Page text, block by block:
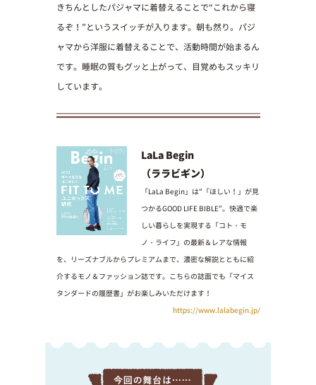
きちんとしたパジャマに着替えることで“これから寝
るぞ！”というスイッチが入ります。朝も然り。パジ
ャマから洋服に着替えることで、活動時間が始まるん
です。睡眠の質もグッと上がって、目覚めもスッキリ
しています。
LaLa Begin
（ララビギン）
「LaLa Begin」は”「ほしい！」が見
つかるGOOD LIFE BIBLE”。快適で楽
しい暮らしを実現する「コト・モ
ノ・ライフ」の最新＆レアな情報
を、リーズナブルからプレミアムまで、濃密な解説とともに紹
介するモノ＆ファッション誌です。こちらの誌面でも「マイス
タンダードの履歴書」がお楽しみいただけます！
https://www.lalabegin.jp/